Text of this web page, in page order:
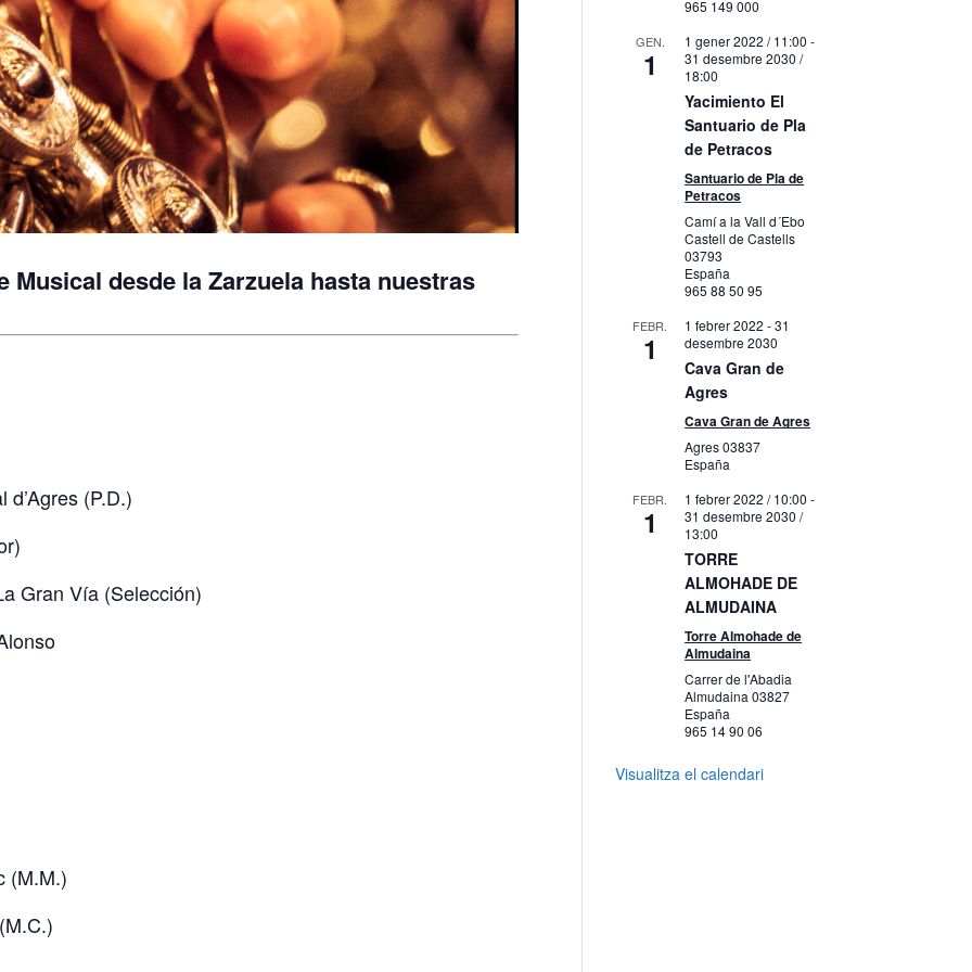
Musical desde la Zarzuela hasta nuestras
d’Agres (P.D.)
Gran Vía (Selección)
(M.M.)
965 149 000
GEN.
1
1 gener 2022 / 11:00 -
31 desembre 2030 /
18:00
Yacimiento El
Santuario de Pla
de Petracos
Santuario de Pla de
Petracos
Camí a la Vall d´Ebo
Castell de Castells
03793
España
965 88 50 95
FEBR.
1
1 febrer 2022 -31
desembre 2030
Cava Gran de
Agres
Cava Gran de Agres
Agres03837
España
FEBR.
1
1 febrer 2022 / 10:00 -
31 desembre 2030 /
13:00
TORRE
ALMOHADE DE
ALMUDAINA
Torre Almohade de
Almudaina
Carrer de l'Abadia
Almudaina03827
España
965 14 90 06
Visualitza el calendari